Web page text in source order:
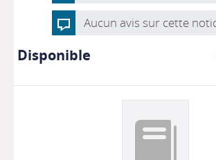
Aucun avis sur cette
Disponible